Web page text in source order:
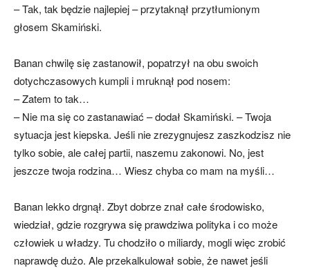
– Tak, tak będzie najlepiej – przytaknął przytłumionym
głosem Skamiński.
Banan chwilę się zastanowił, popatrzył na obu swoich
dotychczasowych kumpli i mruknął pod nosem:
– Zatem to tak…
– Nie ma się co zastanawiać – dodał Skamiński. – Twoja
sytuacja jest kiepska. Jeśli nie zrezygnujesz zaszkodzisz nie
tylko sobie, ale całej partii, naszemu zakonowi. No, jest
jeszcze twoja rodzina… Wiesz chyba co mam na myśli…
Banan lekko drgnął. Zbyt dobrze znał całe środowisko,
wiedział, gdzie rozgrywa się prawdziwa polityka i co może
człowiek u władzy. Tu chodziło o miliardy, mogli więc zrobić
naprawdę dużo. Ale przekalkulował sobie, że nawet jeśli